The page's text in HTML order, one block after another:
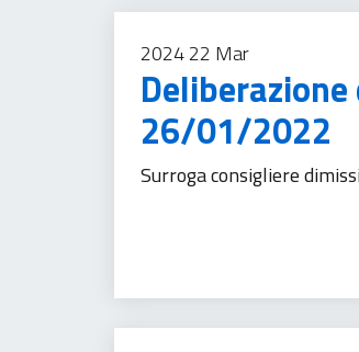
202422 Mar
26/01/2022
Surroga consigliere